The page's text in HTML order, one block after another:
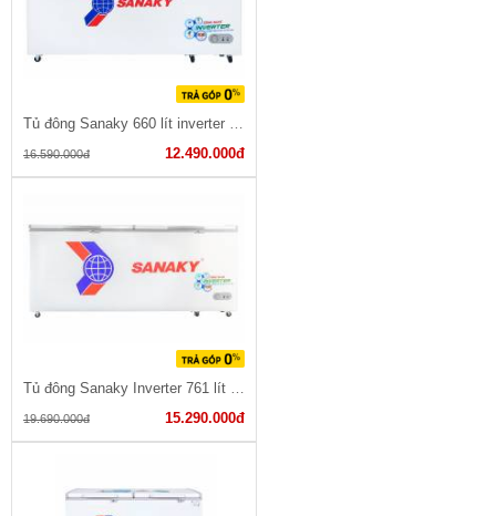
Tủ đông Sanaky 660 lít inverter VH-6699HY3
16.590.000đ 12.490.000đ
Tủ đông Sanaky Inverter 761 lít VH-8699HY3
19.690.000đ 15.290.000đ